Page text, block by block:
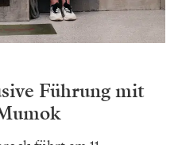
Führung mit